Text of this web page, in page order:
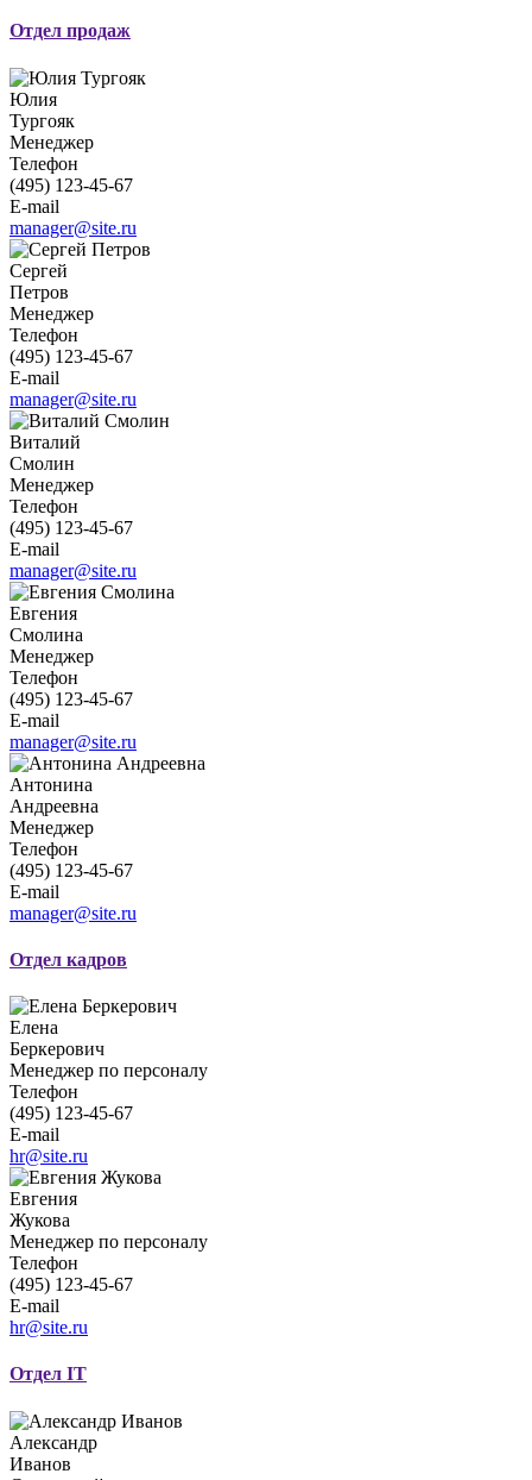
Отдел продаж
Юлия
Тургояк
Менеджер
Телефон
(495) 123-45-67
E-mail
manager@site.ru
Сергей
Петров
Менеджер
Телефон
(495) 123-45-67
E-mail
manager@site.ru
Виталий
Смолин
Менеджер
Телефон
(495) 123-45-67
E-mail
manager@site.ru
Евгения
Смолина
Менеджер
Телефон
(495) 123-45-67
E-mail
manager@site.ru
Антонина
Андреевна
Менеджер
Телефон
(495) 123-45-67
E-mail
manager@site.ru
Отдел кадров
Елена
Беркерович
Менеджер по персоналу
Телефон
(495) 123-45-67
E-mail
hr@site.ru
Евгения
Жукова
Менеджер по персоналу
Телефон
(495) 123-45-67
E-mail
hr@site.ru
Отдел IT
Александр
Иванов